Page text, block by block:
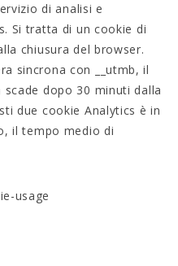
di analisi e
Si tratta di un cookie di
chiusura del browser.
sincrona con __utmb, il
dopo 30 minuti dalla
due cookie Analytics è in
il tempo medio di
usage